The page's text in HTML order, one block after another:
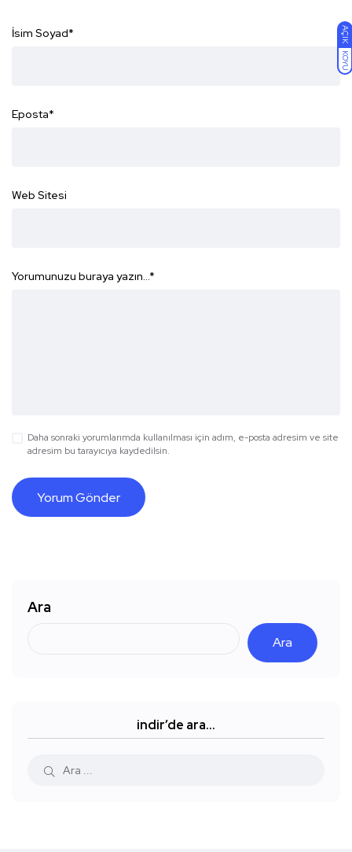
AÇIK
KOYU
İsim Soyad*
Eposta*
Web Sitesi
Yorumunuzu buraya yazın...*
Daha sonraki yorumlarımda kullanılması için adım, e-posta adresim ve site
adresim bu tarayıcıya kaydedilsin.
Ara
Ara
indir’de ara…